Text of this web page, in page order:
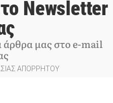
Newsletter
άρθρα μας στο e-mail
ΑΠΟΡΡΗΤΟΥ